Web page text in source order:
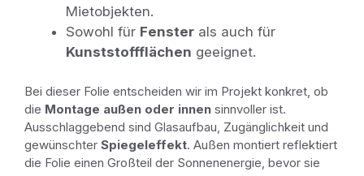
Mietobjekten.
Sowohl für Fenster als auch für
Kunststoffflächen geeignet.
Bei dieser Folie entscheiden wir im Projekt konkret, ob
die Montage außen oder innen sinnvoller ist.
Ausschlaggebend sind Glasaufbau, Zugänglichkeit und
gewünschter Spiegeleffekt. Außen montiert reflektiert
die Folie einen Großteil der Sonnenenergie, bevor sie